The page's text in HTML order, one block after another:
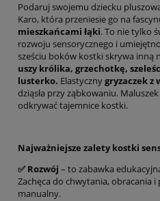
Podaruj swojemu dziecku
Karo, która przeniesie go na
mieszkańcami łąki. To nie tylko
rozwoju sensorycznego i
sześciu boków kostki skrywa inną
uszy królika, grzechotkę,
lusterko. Elastycznygryzaczek z
dziąsła przy ząbkowaniu.
odkrywać tajemnice kostki.
Najważniejsze zalety kostki
✅️ Rozwój – to zabawka
Zachęca do chwytania, obracania
manualny.